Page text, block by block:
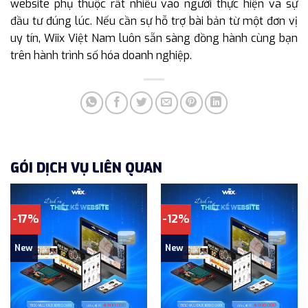
website phụ thuộc rất nhiều vào người thực hiện và sự
đầu tư đúng lúc. Nếu cần sự hỗ trợ bài bản từ một đơn vị
uy tín, Wiix Việt Nam luôn sẵn sàng đồng hành cùng bạn
trên hành trình số hóa doanh nghiệp.
GÓI DỊCH VỤ LIÊN QUAN
-17%
New
-12%
New